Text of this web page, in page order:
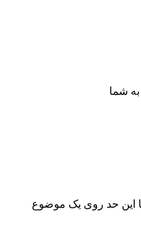
شما
این حد روی یک موضوع